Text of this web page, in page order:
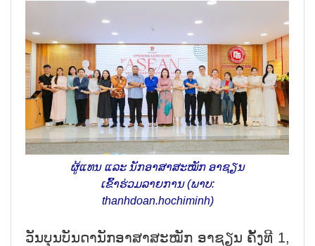
ຜູ້ແທນ ແລະ ນັກອາສາສະໝັກ ອາຊຽນ
ເຂົ້າຮ່ວມລາຍການ (ພາບ:
thanhdoan.hochiminh)
ວັນບຸນບັນດານັກອາສາສະໝັກ ອາຊຽນ ຄັ້ງທີ 1,